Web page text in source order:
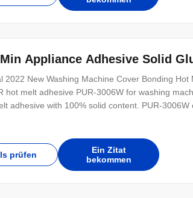
Appliance Adhesive Solid
2022 New Washing Machine Cover Bonding
hot melt adhesive PUR-3006W for washing
adhesive with 100% solid content. PUR-
prüfen
Ein Zitat
bekommen